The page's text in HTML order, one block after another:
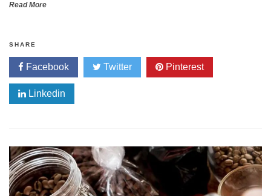
Read More
SHARE
Facebook Twitter Pinterest
Linkedin